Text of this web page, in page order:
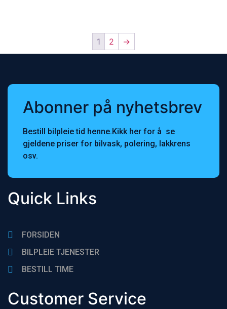
1 2 →
Abonner på nyhetsbrev
Bestill bilpleie tid henne.Kikk her for å se
gjeldene priser for bilvask, polering, lakkrens
osv.
Quick Links
FORSIDEN
BILPLEIE TJENESTER
BESTlLL TIME
Customer Service